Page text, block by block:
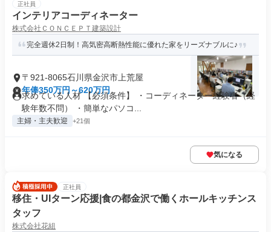
正社員
インテリアコーディネーター
株式会社ＣＯＮＣＥＰＴ建築設計
完全週休2日制！高気密高断熱性能に優れた家をリーズナブルに♪
〒921-8065石川県金沢市上荒屋
年俸350万円～620万円
求めている人材 【必須条件】 ・コーディネーター経験者（経
験年数不問） ・簡単なパソコ...
主婦・主夫歓迎 +21個
気になる
正社員
移住・UIターン応援|食の都金沢で働くホールキッチンス
タッフ
株式会社花組